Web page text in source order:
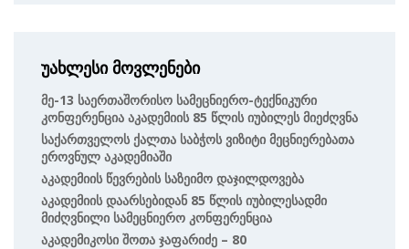
უახლესი მოვლენები
Მე-13 Საერთაშორისო Სამეცნიერო-Ტექნიკური
Კონფერენცია Აკადემიის 85 Წლის Იუბილეს Მიეძღვნა
Საქართველოს Ქალთა Საბჭოს Ვიზიტი Მეცნიერებათა
Ეროვნულ Აკადემიაში
Აკადემიის Წევრების Საზეიმო Დაჯილდოვება
Აკადემიის Დაარსებიდან 85 Წლის Იუბილესადმი
Მიძღვნილი Სამეცნიერო Კონფერენცია
Აკადემიკოსი Შოთა Ჯაფარიძე – 80